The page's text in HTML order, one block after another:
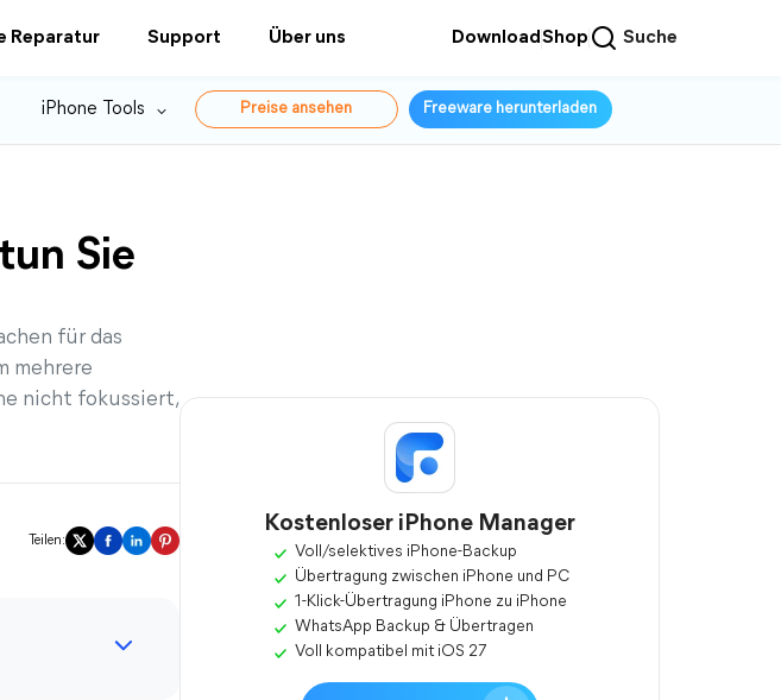
Reparatur Support Über uns DownloadShop Suche
iPhone Tools Preise ansehen Freeware herunterladen
Sie
für das
mehrere
nicht fokussiert,
Teilen:
Kostenloser iPhone Manager
Voll/selektives iPhone-Backup
Übertragung zwischen iPhone und PC
1-Klick-Übertragung iPhone zu iPhone
WhatsApp Backup & Übertragen
Voll kompatibel mit iOS 27